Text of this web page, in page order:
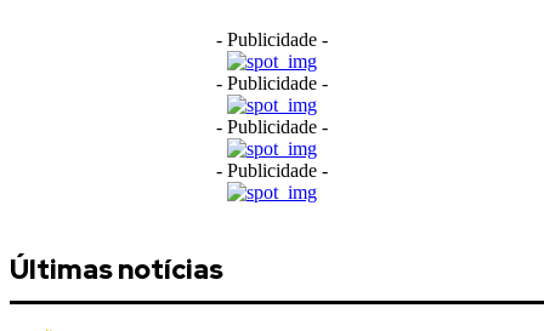
- Publicidade -
- Publicidade -
- Publicidade -
- Publicidade -
Últimas notícias